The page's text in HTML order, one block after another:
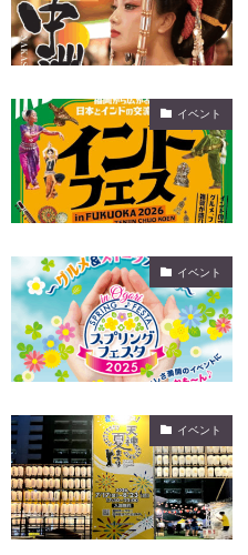
イベント
イベント
イベント